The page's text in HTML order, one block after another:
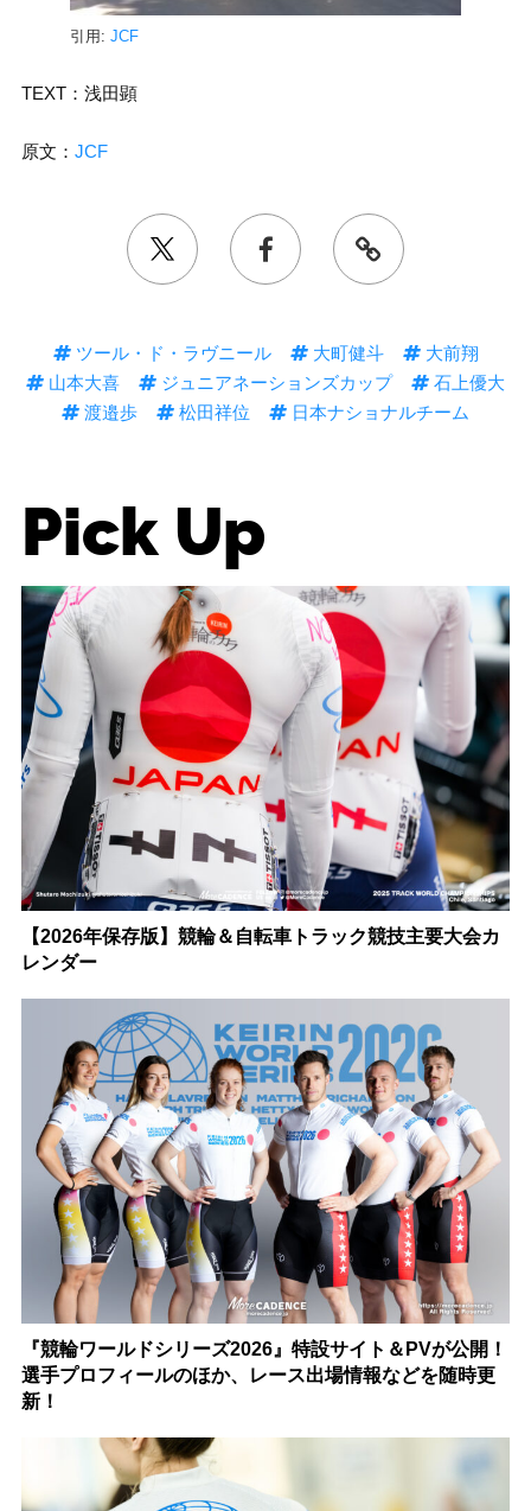
引用: JCF
TEXT：浅田顕
原文： JCF
ツール・ド・ラヴニール 大町健斗
大前翔
山本大喜
ジュニアネーションズカップ
石上優大
渡邉歩
松田祥位 日本ナショナルチーム
Pick Up
【2026年保存版】競輪＆自転車トラック競技主要大会カ
レンダー
『競輪ワールドシリーズ2026』特設サイト＆PVが公開！
選手プロフィールのほか、レース出場情報などを随時更
新！